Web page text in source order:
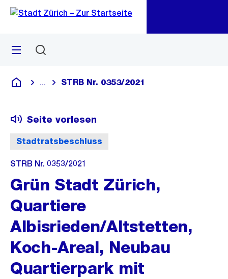
Navigation
Sprunglink
Menü
Deutsch
Blende alle Breadcrumbs ein
STRB Nr. 0353/2021
Stadtratsbeschluss
Seite vorlesen
STRB Nr. 0353/2021
Grün Stadt Zürich,
Quartiere
Albisrieden/Altstetten,
Koch-Areal, Neubau
Quartierpark mit